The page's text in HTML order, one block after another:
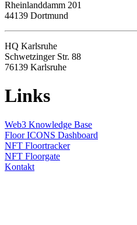
Rheinlanddamm 201
44139 Dortmund
HQ Karlsruhe
Schwetzinger Str. 88
76139 Karlsruhe
Links
Web3 Knowledge Base
Floor ICONS Dashboard
NFT Floortracker
NFT Floorgate
Kontakt